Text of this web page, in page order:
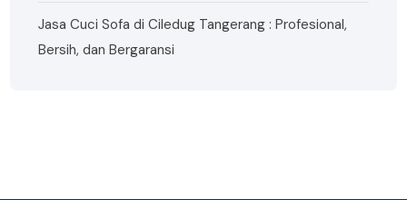
Jasa Cuci Sofa di Ciledug Tangerang : Profesional,
Bersih, dan Bergaransi